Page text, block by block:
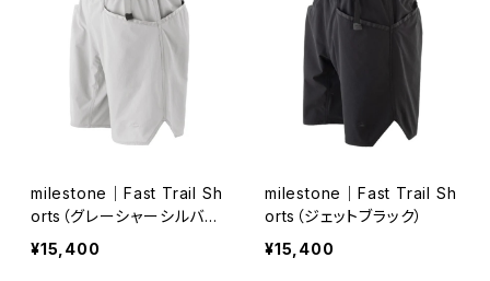
milestone｜Fast Trail Sh
orts（グレーシャーシルバ
ー）
¥15,400
milestone｜Fast Trail Sh
orts（ジェットブラック）
¥15,400